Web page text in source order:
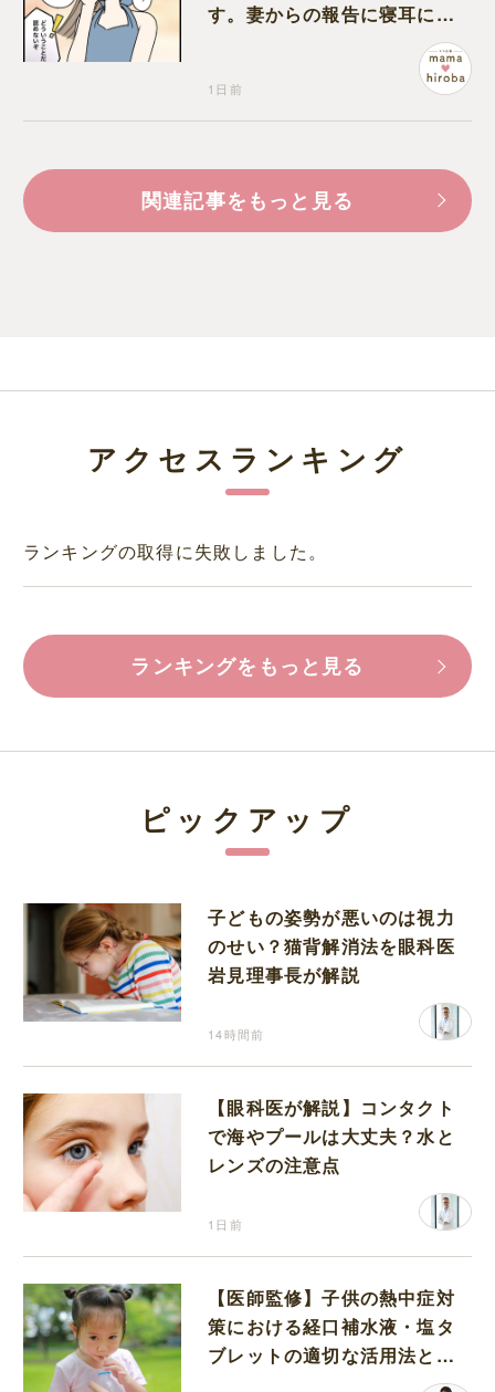
す。妻からの報告に寝耳に水
1日前
関連記事をもっと見る
アクセスランキング
ランキングの取得に失敗しました。
ランキングをもっと見る
ピックアップ
子どもの姿勢が悪いのは視力
のせい？猫背解消法を眼科医
岩見理事長が解説
14時間前
【眼科医が解説】コンタクト
で海やプールは大丈夫？水と
レンズの注意点
1日前
【医師監修】子供の熱中症対
策における経口補水液・塩タ
ブレットの適切な活用法と水